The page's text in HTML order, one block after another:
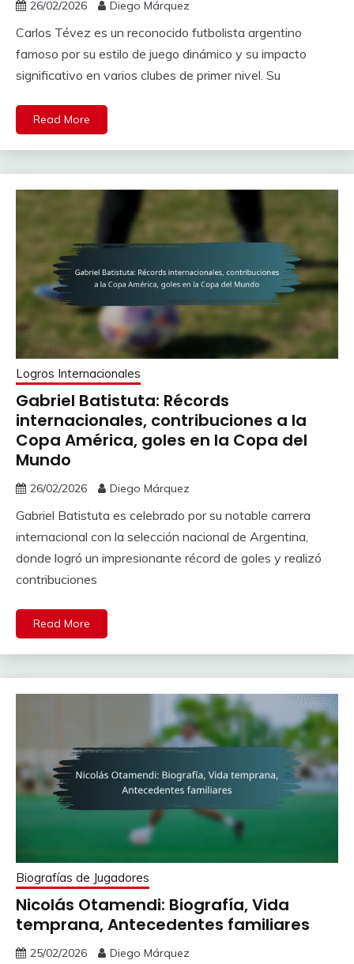
26/02/2026 Diego Márquez
Carlos Tévez es un reconocido futbolista argentino
famoso por su estilo de juego dinámico y su impacto
significativo en varios clubes de primer nivel. Su
Read More
Logros Internacionales
Gabriel Batistuta: Récords
internacionales, contribuciones a la
Copa América, goles en la Copa del
Mundo
26/02/2026 Diego Márquez
Gabriel Batistuta es celebrado por su notable carrera
internacional con la selección nacional de Argentina,
donde logró un impresionante récord de goles y realizó
contribuciones
Read More
Biografías de Jugadores
Nicolás Otamendi: Biografía, Vida
temprana, Antecedentes familiares
25/02/2026 Diego Márquez